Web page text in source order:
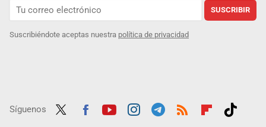
SUSCRIBIR
Suscribiéndote aceptas nuestra política de privacidad
Síguenos